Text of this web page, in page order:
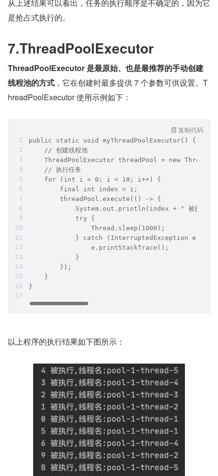
从上述结果可以看出，任务的执行顺序是不确定的，因为它
是抢占式执行的。
7.ThreadPoolExecutor
ThreadPoolExecutor 是最原始、也是最推荐的手动创建
线程池的方式 ，它在创建时最多提供 7 个参数可供设置。T
hreadPoolExecutor 使用示例如下：
public static void myThreadPoolExecutor() {
    // 创建线程池
ThreadPoolExecutor threadPool = new
    // 执行任务
    for (int i = 0; i < 10; i++) {
        final int index = i;
        threadPool.execute(() -> {
System.out.println(index + " 被执行,
            try {
                Thread.sleep(1000);
            } catch (InterruptedException e) {
                e.printStackTrace();
            }
        });
    }
}
复制代码
以上程序的执行结果如下图所示：